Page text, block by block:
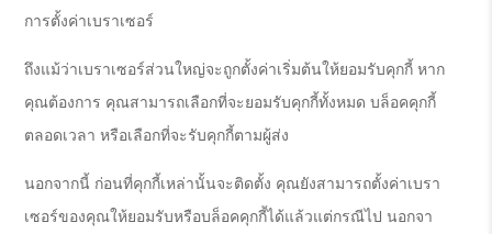
การตั้งค่าเบราเซอร์
ถึงแม้ว่าเบราเซอร์ส่วนใหญ่จะถูกตั้งค่าเริ่มต้นให้ยอมรับคุกกี้ หาก
คุณต้องการ คุณสามารถเลือกที่จะยอมรับคุกกี้ทั้งหมด บล็อคคุกกี้
ตลอดเวลา หรือเลือกที่จะรับคุกกี้ตามผู้ส่ง
นอกจากนี้ ก่อนที่คุกกี้เหล่านั้นจะติดตั้ง คุณยังสามารถตั้งค่าเบรา
เซอร์ของคุณให้ยอมรับหรือบล็อคคุกกี้ได้แล้วแต่กรณีไป นอกจา